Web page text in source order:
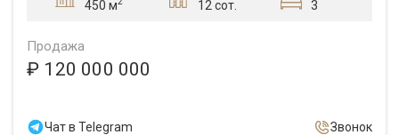
450 м 12 сот. 3
Продажа
₽ 120 000 000
Чат в Telegram Звонок